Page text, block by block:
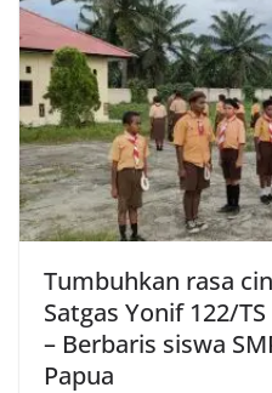
Tumbuhkan rasa
Satgas Yonif 122/
– Berbaris siswa
Papua